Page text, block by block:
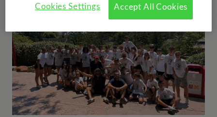
Accept All Cookies
Cookies Settings